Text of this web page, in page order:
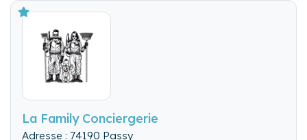
La Family Conciergerie
Adresse : 74190 Passy